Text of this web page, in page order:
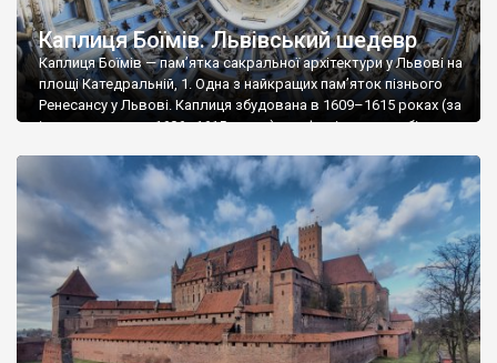
Каплиця Боїмів. Львівський шедевр
Каплиця Боїмів — пам’ятка сакральної архітектури у Львові на
площі Катедральній, 1. Одна з найкращих пам’яток пізнього
Ренесансу у Львові. Каплиця збудована в 1609–1615 роках (за
іншими даними у 1606–1615 роках) над фамільним гробівцем
Каплицю побудовано на території тогочасного міського
цвинтаря, поблизу Латинського собору. Усипальницю для
родини замовив і […]